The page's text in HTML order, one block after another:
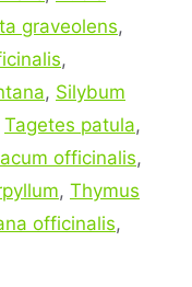
graveolens,
,
, Silybum
Tagetes patula,
officinalis,
, Thymus
officinalis,